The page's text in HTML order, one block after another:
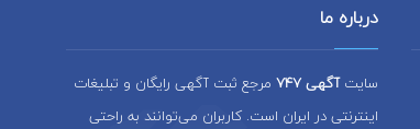
درباره ما
سایتآگهی 747
مرجع ثبت آگهی رایگان و تبلیغات
اینترنتی در ایران است. کاربران می‌توانند به راحتی